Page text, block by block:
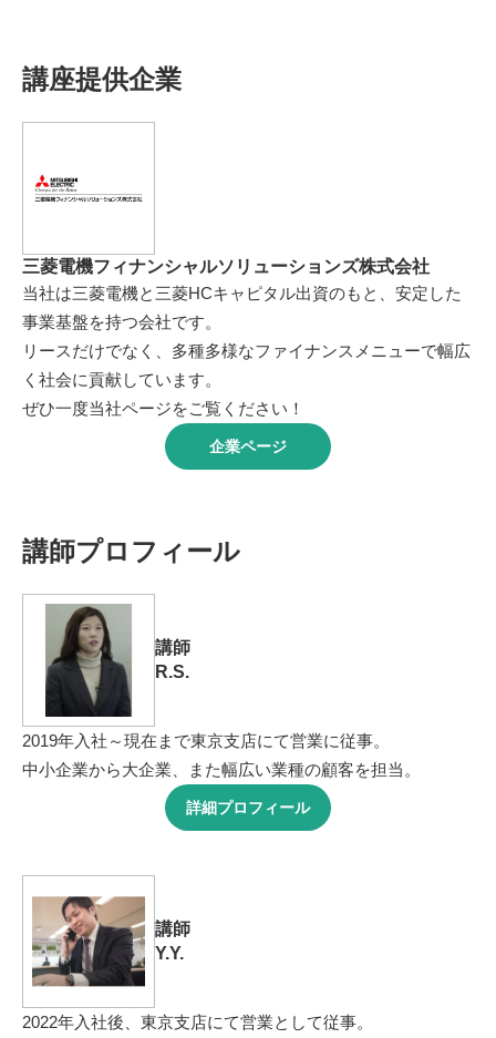
講座提供企業
三菱電機フィナンシャルソリューションズ株式会社
当社は三菱電機と三菱HCキャピタル出資のもと、安定した
事業基盤を持つ会社です。
リースだけでなく、多種多様なファイナンスメニューで幅広
く社会に貢献しています。
ぜひ一度当社ページをご覧ください！
企業ページ
講師プロフィール
講師
R.S.
2019年入社～現在まで東京支店にて営業に従事。
中小企業から大企業、また幅広い業種の顧客を担当。
詳細プロフィール
講師
Y.Y.
2022年入社後、東京支店にて営業として従事。